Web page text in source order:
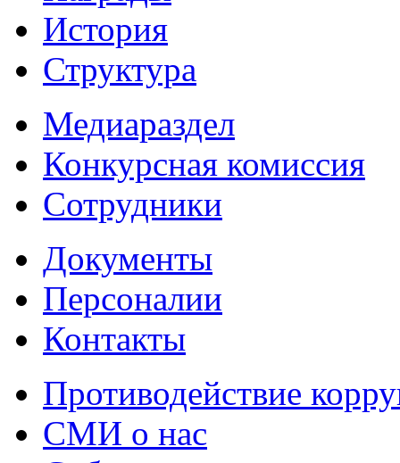
История
Структура
Медиараздел
Конкурсная комиссия
Сотрудники
Документы
Персоналии
Контакты
Противодействие
СМИ о нас